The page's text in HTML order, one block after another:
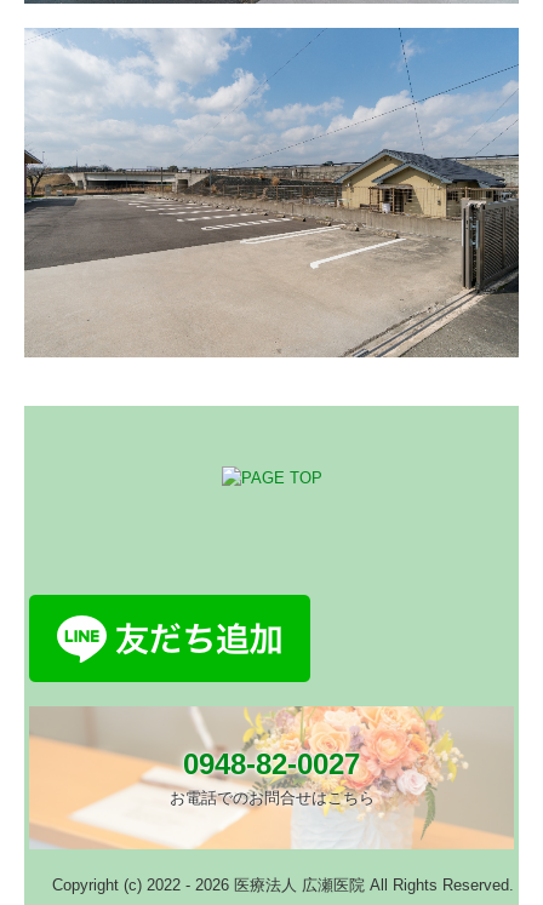
0948-82-0027
お電話でのお問合せはこちら
Copyright (c) 2022 - 2026 医療法人 広瀬医院 All Rights Reserved.